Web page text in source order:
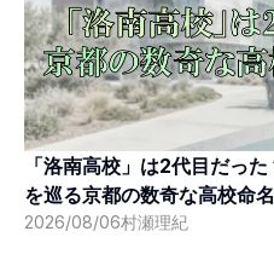
「洛南高校」は2代目だっ
を巡る京都の数奇な高校命
2026/08/06村瀬理紀